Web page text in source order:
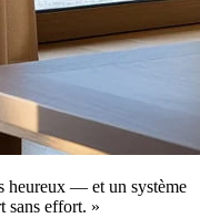
heureux — et un système
sans effort. »